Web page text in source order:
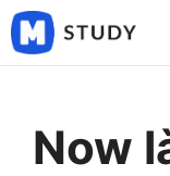
Skip
to
content
Now